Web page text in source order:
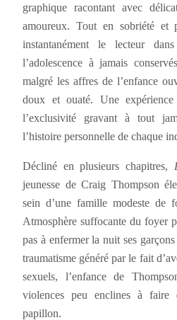
graphique racontant avec
amoureux. Tout en sobriété et
instantanément le lecteur
l’adolescence à jamais
malgré les affres de l’enfance
doux et ouaté. Une
l’exclusivité gravant à tout
l’histoire personnelle de chaque
Décliné en plusieurs chapitres,
jeunesse de Craig Thompson
sein d’une famille modeste de
Atmosphère suffocante du foyer
pas à enfermer la nuit ses
traumatisme généré par le fait
sexuels, l’enfance de
violences peu enclines à
papillon.